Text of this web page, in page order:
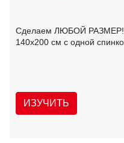
Сделаем ЛЮБОЙ РАЗМЕР!
140х200 см с одной
ИЗУЧИТЬ